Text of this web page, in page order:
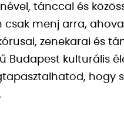
tánccal és
csak menj arra,
zenekarai és
Budapest kulturális
hogy